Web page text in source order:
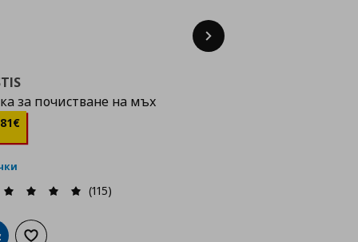
за почистване на мъх
81€
(115)
Next